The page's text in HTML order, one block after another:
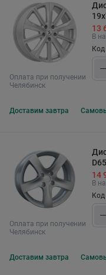
Оплата при получении
Челябинск
13
В
Доставим завтра
Оплата при получении
Челябинск
14
В
Доставим завтра